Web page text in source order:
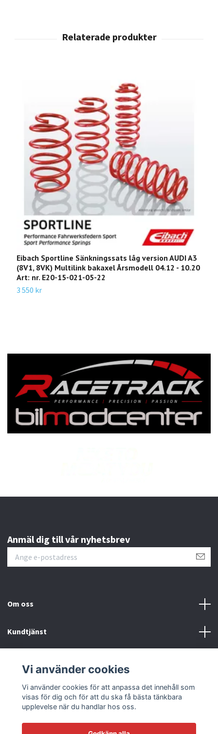
Eibach Sportline Sänkningssats låg version AUDI A3
(8V1, 8VK) Multilink bakaxel Årsmodell 04.12 - 10.20
Art: nr. E20-15-021-05-22
3 550 kr
Anmäl dig till vår nyhetsbrev
Om oss
Kundtjänst
Sociala medier
Vi använder cookies
Vi använder cookies för att anpassa det innehåll som
visas för dig och för att du ska få bästa tänkbara
upplevelse när du handlar hos oss.